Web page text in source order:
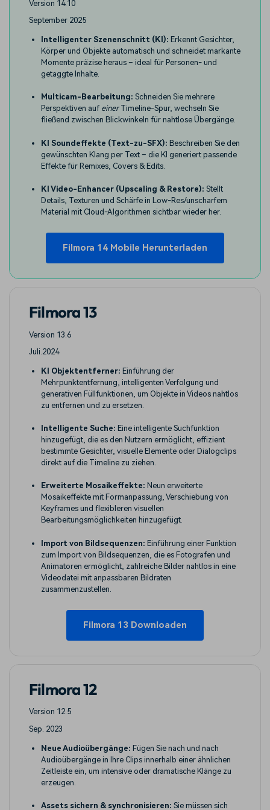
Version 14.10
September 2025
Intelligenter Szenenschnitt (KI): Erkennt Gesichter,
Körper und Objekte automatisch und schneidet markante
Momente präzise heraus – ideal für Personen- und
getaggte Inhalte.
Multicam-Bearbeitung: Schneiden Sie mehrere
Perspektiven auf einerTimeline-Spur, wechseln Sie
fließend zwischen Blickwinkeln für nahtlose Übergänge.
KI Soundeffekte (Text-zu-SFX): Beschreiben Sie den
gewünschten Klang per Text – die KI generiert passende
Effekte für Remixes, Covers & Edits.
KI Video-Enhancer (Upscaling & Restore): Stellt
Details, Texturen und Schärfe in Low-Res/unscharfem
Material mit Cloud-Algorithmen sichtbar wieder her.
Filmora 14 Mobile Herunterladen
Filmora 13
Version 13.6
Juli.2024
KI Objektentferner: Einführung der
Mehrpunktentfernung, intelligenten Verfolgung und
generativen Füllfunktionen, um Objekte in Videos nahtlos
zu entfernen und zu ersetzen.
Intelligente Suche: Eine intelligente Suchfunktion
hinzugefügt, die es den Nutzern ermöglicht, effizient
bestimmte Gesichter, visuelle Elemente oder Dialogclips
direkt auf die Timeline zu ziehen.
Erweiterte Mosaikeffekte: Neun erweiterte
Mosaikeffekte mit Formanpassung, Verschiebung von
Keyframes und flexibleren visuellen
Bearbeitungsmöglichkeiten hinzugefügt.
Import von Bildsequenzen: Einführung einer Funktion
zum Import von Bildsequenzen, die es Fotografen und
Animatoren ermöglicht, zahlreiche Bilder nahtlos in eine
Videodatei mit anpassbaren Bildraten
zusammenzustellen.
Filmora 13 Downloaden
Filmora 12
Version 12.5
Sep. 2023
Neue Audioübergänge: Fügen Sie nach und nach
Audioübergänge in Ihre Clips innerhalb einer ähnlichen
Zeitleiste ein, um intensive oder dramatische Klänge zu
erzeugen.
Assets sichern & synchronisieren: Sie müssen sich